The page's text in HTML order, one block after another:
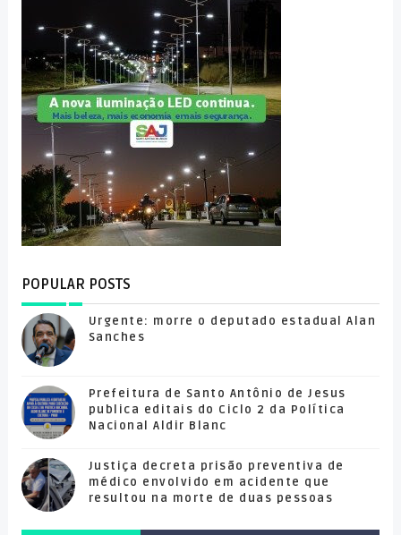
POPULAR POSTS
Urgente: morre o deputado estadual Alan
Sanches
Prefeitura de Santo Antônio de Jesus
publica editais do Ciclo 2 da Política
Nacional Aldir Blanc
Justiça decreta prisão preventiva de
médico envolvido em acidente que
resultou na morte de duas pessoas